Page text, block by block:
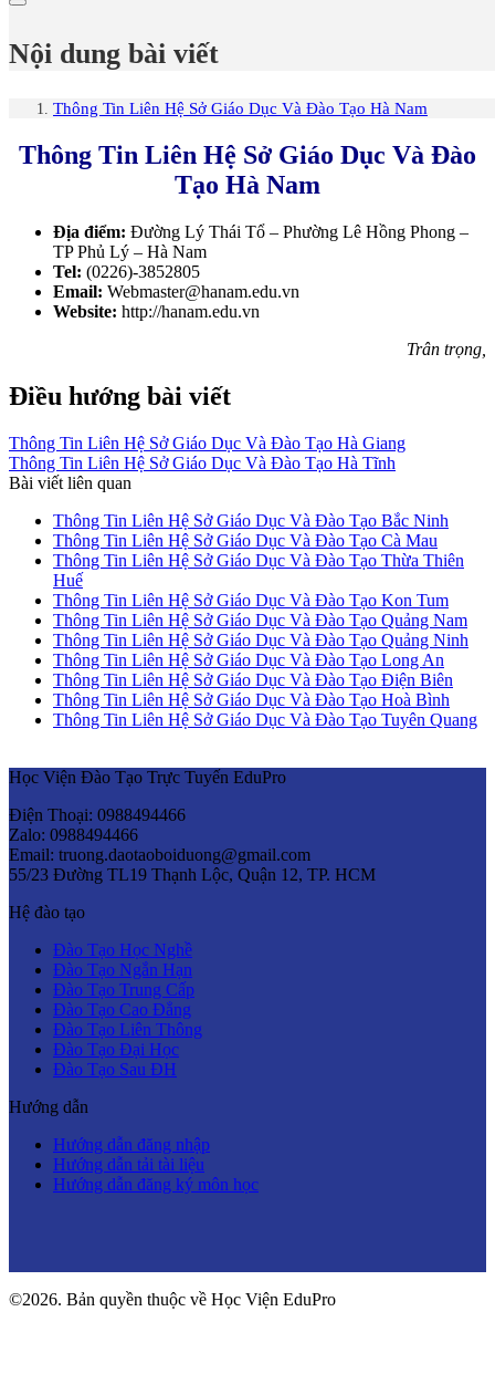
Nội dung bài viết
Thông Tin Liên Hệ Sở Giáo Dục Và Đào Tạo Hà Nam
Thông Tin Liên Hệ Sở Giáo Dục Và Đào
Tạo Hà Nam
Địa điểm: Đường Lý Thái Tổ – Phường Lê Hồng Phong –
TP Phủ Lý – Hà Nam
Tel: (0226)-3852805
Email: Webmaster@hanam.edu.vn
Website: http://hanam.edu.vn
Trân trọng,
Điều hướng bài viết
Thông Tin Liên Hệ Sở Giáo Dục Và Đào Tạo Hà Giang
Thông Tin Liên Hệ Sở Giáo Dục Và Đào Tạo Hà Tĩnh
Bài viết liên quan
Thông Tin Liên Hệ Sở Giáo Dục Và Đào Tạo Bắc Ninh
Thông Tin Liên Hệ Sở Giáo Dục Và Đào Tạo Cà Mau
Thông Tin Liên Hệ Sở Giáo Dục Và Đào Tạo Thừa Thiên
Huế
Thông Tin Liên Hệ Sở Giáo Dục Và Đào Tạo Kon Tum
Thông Tin Liên Hệ Sở Giáo Dục Và Đào Tạo Quảng Nam
Thông Tin Liên Hệ Sở Giáo Dục Và Đào Tạo Quảng Ninh
Thông Tin Liên Hệ Sở Giáo Dục Và Đào Tạo Long An
Thông Tin Liên Hệ Sở Giáo Dục Và Đào Tạo Điện Biên
Thông Tin Liên Hệ Sở Giáo Dục Và Đào Tạo Hoà Bình
Thông Tin Liên Hệ Sở Giáo Dục Và Đào Tạo Tuyên Quang
Học Viện Đào Tạo Trực Tuyến EduPro
Điện Thoại: 0988494466
Zalo: 0988494466
Email: truong.daotaoboiduong@gmail.com
55/23 Đường TL19 Thạnh Lộc, Quận 12, TP. HCM
Hệ đào tạo
Đào Tạo Học Nghề
Đào Tạo Ngắn Hạn
Đào Tạo Trung Cấp
Đào Tạo Cao Đẳng
Đào Tạo Liên Thông
Đào Tạo Đại Học
Đào Tạo Sau ĐH
Hướng dẫn
Hướng dẫn đăng nhập
Hướng dẫn tải tài liệu
Hướng dẫn đăng ký môn học
©2026. Bản quyền thuộc về Học Viện EduPro